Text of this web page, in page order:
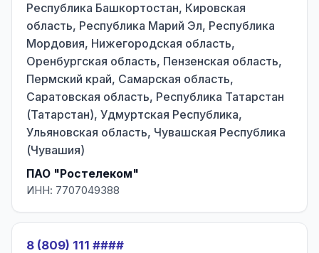
Республика Башкортостан, Кировская
область, Республика Марий Эл, Республика
Мордовия, Нижегородская область,
Оренбургская область, Пензенская область,
Пермский край, Самарская область,
Саратовская область, Республика Татарстан
(Татарстан), Удмуртская Республика,
Ульяновская область, Чувашская Республика
(Чувашия)
ПАО "Ростелеком"
ИНН: 7707049388
8 (809) 111 ####